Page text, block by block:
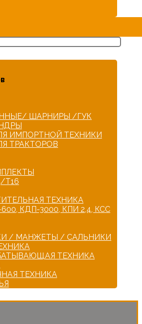
ШАРНИРЫ /ГУК
ИМПОРТНОЙ ТЕХНИКИ
ТРАКТОРОВ
Т16
ТЕХНИКА
КДП-3000, КПИ 2,4, КСС
/ МАНЖЕТЫ / САЛЬНИКИ
ТЕХНИКА
ТЕХНИКА